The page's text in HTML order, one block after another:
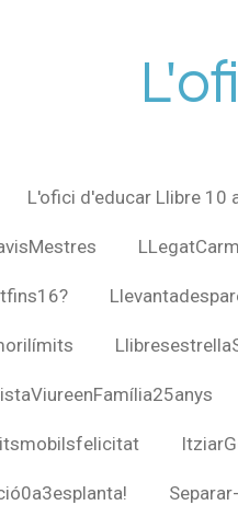
L'ofici d'educar Llibre 10